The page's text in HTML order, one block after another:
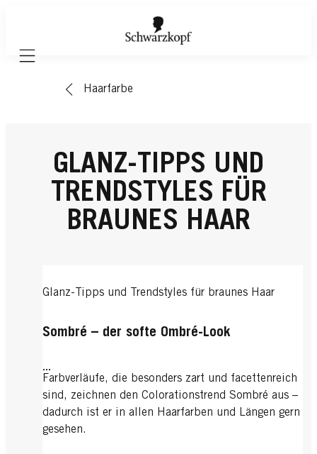
Mobile navigation
Haarfarbe
GLANZ-TIPPS UND
TRENDSTYLES FÜR
BRAUNES HAAR
Glanz-Tipps und Trendstyles für braunes Haar
Sombré – der softe Ombré-Look
...
Farbverläufe, die besonders zart und facettenreich
sind, zeichnen den Colorationstrend Sombré aus –
dadurch ist er in allen Haarfarben und Längen gern
gesehen.